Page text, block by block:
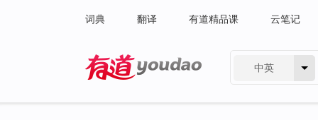
词典 翻译 有道精品课 云笔记
中英